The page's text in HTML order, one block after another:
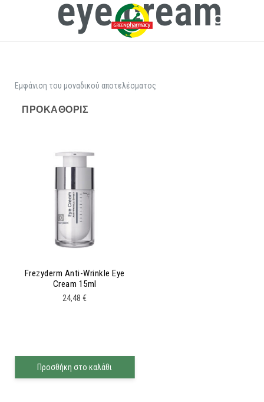
eye cream
Εμφάνιση του μοναδικού αποτελέσματος
Frezyderm Anti-Wrinkle Eye
Cream 15ml
24,48€
Προσθήκη στο καλάθι